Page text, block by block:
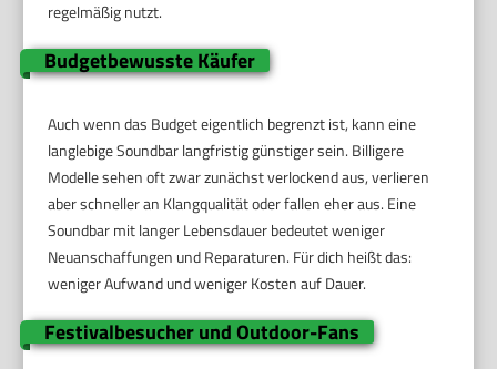
regelmäßig nutzt.
Budgetbewusste Käufer
Auch wenn das Budget eigentlich begrenzt ist, kann eine
langlebige Soundbar langfristig günstiger sein. Billigere
Modelle sehen oft zwar zunächst verlockend aus, verlieren
aber schneller an Klangqualität oder fallen eher aus. Eine
Soundbar mit langer Lebensdauer bedeutet weniger
Neuanschaffungen und Reparaturen. Für dich heißt das:
weniger Aufwand und weniger Kosten auf Dauer.
Festivalbesucher und Outdoor-Fans